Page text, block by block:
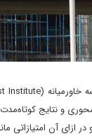
و نتایج
آن امتیازاتی